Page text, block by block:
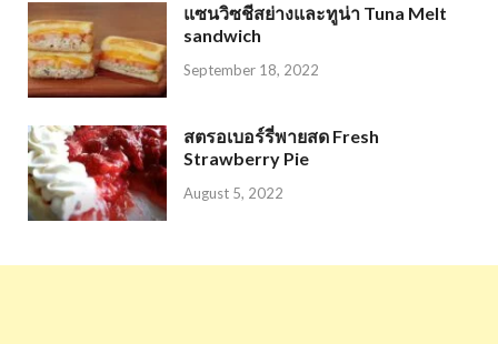
แซนวิซชีสย่างและทูน่า Tuna Melt
sandwich
September 18, 2022
สตรอเบอร์รี่พายสด Fresh
Strawberry Pie
August 5, 2022